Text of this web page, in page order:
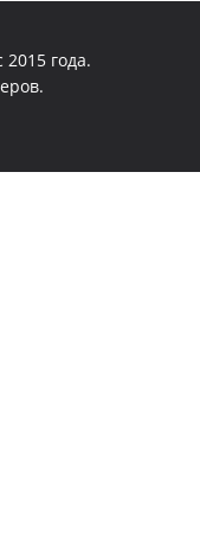
2015 года.